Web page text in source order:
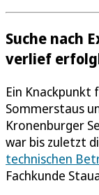
Suche nach
verlief
Ein Knackpunkt
Sommerstaus
Kronenburger
war bis zuletzt
technischen
Fachkunde